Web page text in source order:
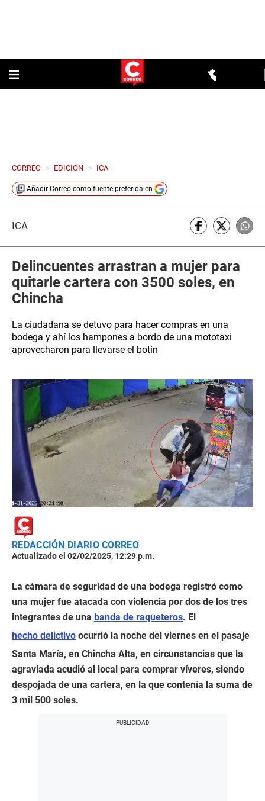
CORREO > EDICION > ICA
Añadir Correo como fuente preferida en
ICA
Delincuentes arrastran a mujer para
quitarle cartera con 3500 soles, en
Chincha
La ciudadana se detuvo para hacer compras en una
bodega y ahí los hampones a bordo de una mototaxi
aprovecharon para llevarse el botín
REDACCIÓN DIARIO CORREO
Actualizado el 02/02/2025, 12:29 p.m.
La cámara de seguridad de una bodega registró como
una mujer fue atacada con violencia por dos de los tres
integrantes de una banda de raqueteros. El
hecho delictivo ocurrió la noche del viernes en el pasaje
Santa María, en Chincha Alta, en circunstancias que la
agraviada acudió al local para comprar víveres, siendo
despojada de una cartera, en la que contenía la suma de
3 mil 500 soles.